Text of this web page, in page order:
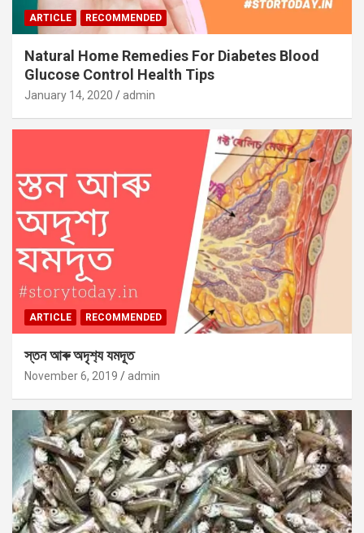
ARTICLE RECOMMENDED
Natural Home Remedies For Diabetes Blood
Glucose Control Health Tips
January 14, 2020 admin
ARTICLE RECOMMENDED
স্তন আৰু অদৃশ‍্য যমদূত
November 6, 2019 admin